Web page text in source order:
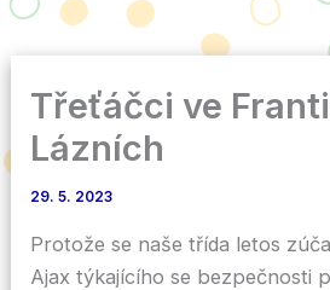
Třeťáčci ve
Lázních
29. 5. 2023
Protože se naše třída letos
Ajax týkajícího se bezpečnosti